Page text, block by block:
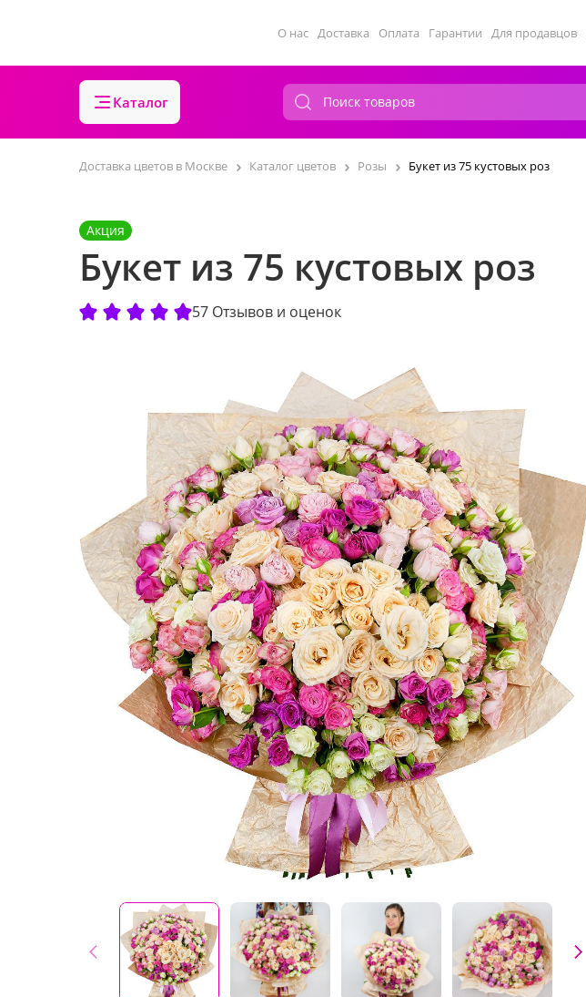
О нас Доставка Оплата Гарантии Для продавцов
Каталог
Доставка цветов в Москве Каталог цветов Розы Букет из 75 кустовых роз
Акция
Букет из 75 кустовых роз
57 Отзывов и оценок